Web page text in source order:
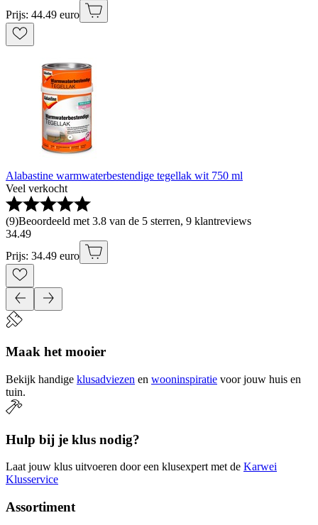
Prijs: 44.49 euro
Alabastine warmwaterbestendige tegellak wit 750 ml
Veel verkocht
(9)Beoordeeld met 3.8 van de 5 sterren, 9 klantreviews
34.49
Prijs: 34.49 euro
Maak het mooier
Bekijk handige klusadviezen en wooninspiratie voor jouw huis en
tuin.
Hulp bij je klus nodig?
Laat jouw klus uitvoeren door een klusexpert met de Karwei
Klusservice
Assortiment